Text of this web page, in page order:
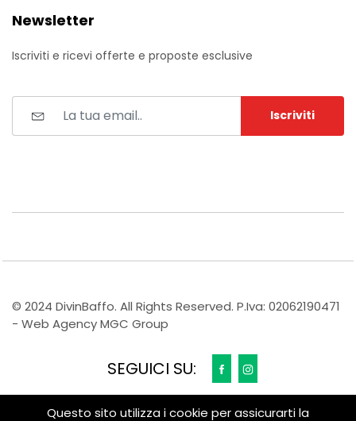
Newsletter
Iscriviti e ricevi offerte e proposte esclusive
Iscriviti
© 2024 DivinBaffo. All Rights Reserved. P.Iva: 02062190471
- Web Agency MGC Group
SEGUICI SU:
Questo sito utilizza i cookie per assicurarti la